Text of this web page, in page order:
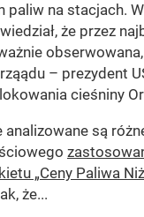
paliw na stacjach.
że przez
– prezydent
cieśniny
analizowane są
„Ceny Paliwa
że...